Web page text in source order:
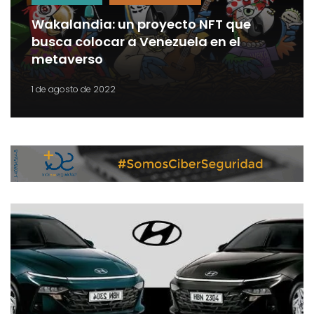
Wakalandia: un proyecto NFT que
busca colocar a Venezuela en el
metaverso
1 de agosto de 2022